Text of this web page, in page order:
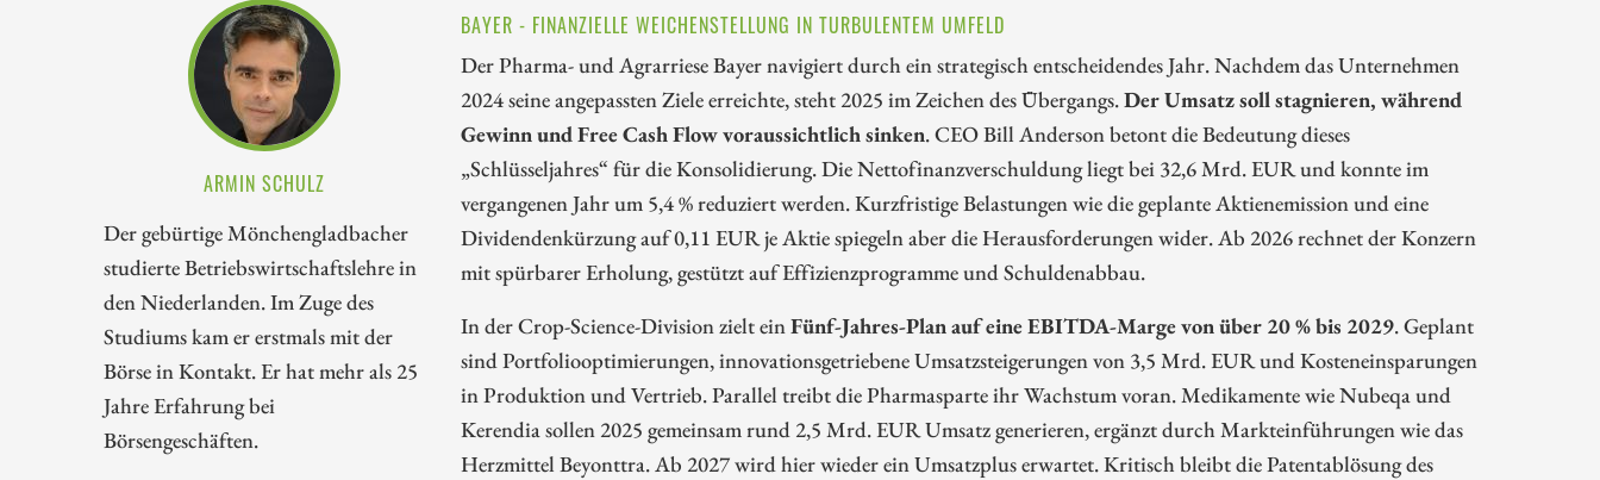
ARMIN SCHULZ
Der gebürtige Mönchengladbacher
studierte Betriebswirtschaftslehre in
den Niederlanden. Im Zuge des
Studiums kam er erstmals mit der
Börse in Kontakt. Er hat mehr als 25
Jahre Erfahrung bei
Börsengeschäften.
BAYER - FINANZIELLE WEICHENSTELLUNG IN TURBULENTEM UMFELD
Der Pharma- und Agrarriese Bayer navigiert durch ein strategisch entscheidendes Jahr. Nachdem das Unternehmen
2024 seine angepassten Ziele erreichte, steht 2025 im Zeichen des Übergangs.Der Umsatz soll stagnieren, während
Gewinn und Free Cash Flow voraussichtlich sinken. CEO Bill Anderson betont die Bedeutung dieses
„Schlüsseljahres“ für die Konsolidierung. Die Nettofinanzverschuldung liegt bei 32,6 Mrd. EUR und konnte im
vergangenen Jahr um 5,4 % reduziert werden. Kurzfristige Belastungen wie die geplante Aktienemission und eine
Dividendenkürzung auf 0,11 EUR je Aktie spiegeln aber die Herausforderungen wider. Ab 2026 rechnet der Konzern
mit spürbarer Erholung, gestützt auf Effizienzprogramme und Schuldenabbau.
In der Crop-Science-Division zielt ein Fünf-Jahres-Plan auf eine EBITDA-Marge von über 20 % bis 2029. Geplant
sind Portfoliooptimierungen, innovationsgetriebene Umsatzsteigerungen von 3,5 Mrd. EUR und Kosteneinsparungen
in Produktion und Vertrieb. Parallel treibt die Pharmasparte ihr Wachstum voran. Medikamente wie Nubeqa und
Kerendia sollen 2025 gemeinsam rund 2,5 Mrd. EUR Umsatz generieren, ergänzt durch Markteinführungen wie das
Herzmittel Beyonttra. Ab 2027 wird hier wieder ein Umsatzplus erwartet. Kritisch bleibt die Patentablösung des